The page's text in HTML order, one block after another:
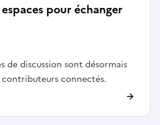
pour échanger
de discussion sont désormais
connectés.